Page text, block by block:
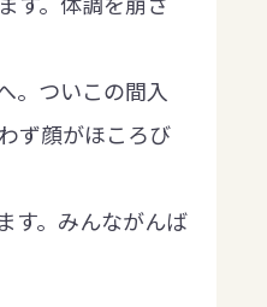
。ついこの間入
ず顔がほころび
す。みんながんば